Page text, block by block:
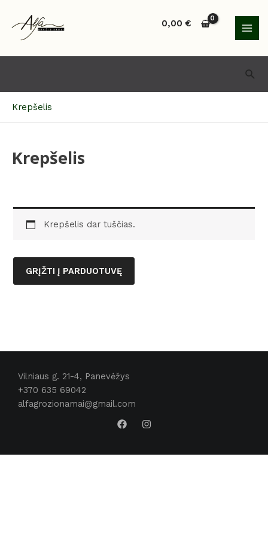
turinio
0,00€
Krepšelis
Krepšelis
Krepšelis dar tuščias.
GRĮŽTI Į PARDUOTUVĘ
Vilniaus g. 21-4, Panevėžys
+370 635 69042
alfagrozionamai@gmail.com